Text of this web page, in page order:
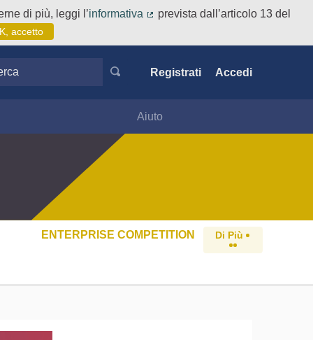
di più, leggi l’informativa
prevista dall’articolo 13 del
accetto
Registrati Accedi
Aiuto
ENTERPRISE COMPETITION Di Più